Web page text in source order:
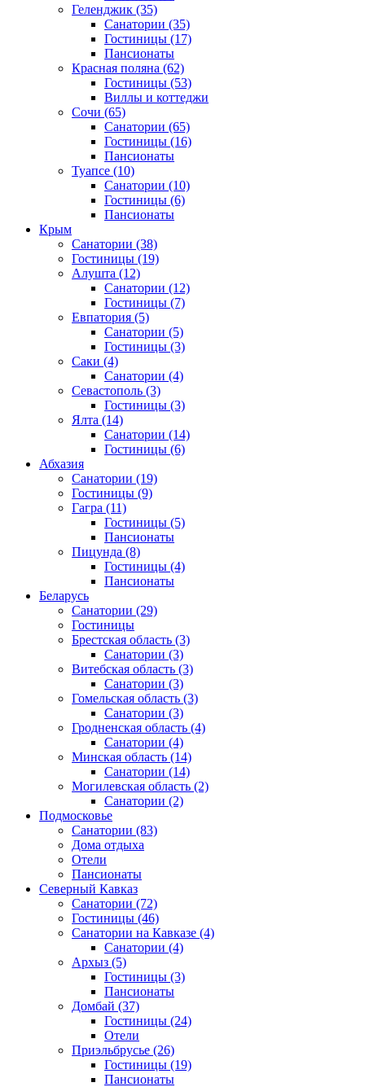
Геленджик (35)
Санатории (35)
Гостиницы (17)
Пансионаты
Красная поляна (62)
Гостиницы (53)
Виллы и коттеджи
Сочи (65)
Санатории (65)
Гостиницы (16)
Пансионаты
Туапсе (10)
Санатории (10)
Гостиницы (6)
Пансионаты
Крым
Санатории (38)
Гостиницы (19)
Алушта (12)
Санатории (12)
Гостиницы (7)
Евпатория (5)
Санатории (5)
Гостиницы (3)
Саки (4)
Санатории (4)
Севастополь (3)
Гостиницы (3)
Ялта (14)
Санатории (14)
Гостиницы (6)
Абхазия
Санатории (19)
Гостиницы (9)
Гагра (11)
Гостиницы (5)
Пансионаты
Пицунда (8)
Гостиницы (4)
Пансионаты
Беларусь
Санатории (29)
Гостиницы
Брестская область (3)
Санатории (3)
Витебская область (3)
Санатории (3)
Гомельская область (3)
Санатории (3)
Гродненская область (4)
Санатории (4)
Минская область (14)
Санатории (14)
Могилевская область (2)
Санатории (2)
Подмосковье
Санатории (83)
Дома отдыха
Отели
Пансионаты
Северный Кавказ
Санатории (72)
Гостиницы (46)
Санатории на Кавказе (4)
Санатории (4)
Архыз (5)
Гостиницы (3)
Пансионаты
Домбай (37)
Гостиницы (24)
Отели
Приэльбрусье (26)
Гостиницы (19)
Пансионаты